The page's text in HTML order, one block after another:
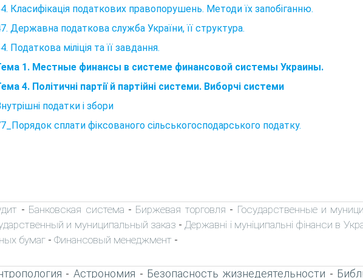
Класифікація податкових правопорушень. Методи їх запобіганню.
Державна податкова служба України, її структура.
Податкова міліція та її завдання.
1. Местные финансы в системе финансовой системы Украины.
4. Політичні партії й партійні системи. Виборчі системи
податки і збори
сплати фіксованого сільськогосподарського податку.
- Банковская система - Биржевая торговля - Государственные и
и муниципальный заказ - Державні і муніципальні фінанси в
бумаг - Финансовый менеджмент -
-Астрономия - Безопасность жизнедеятельности -